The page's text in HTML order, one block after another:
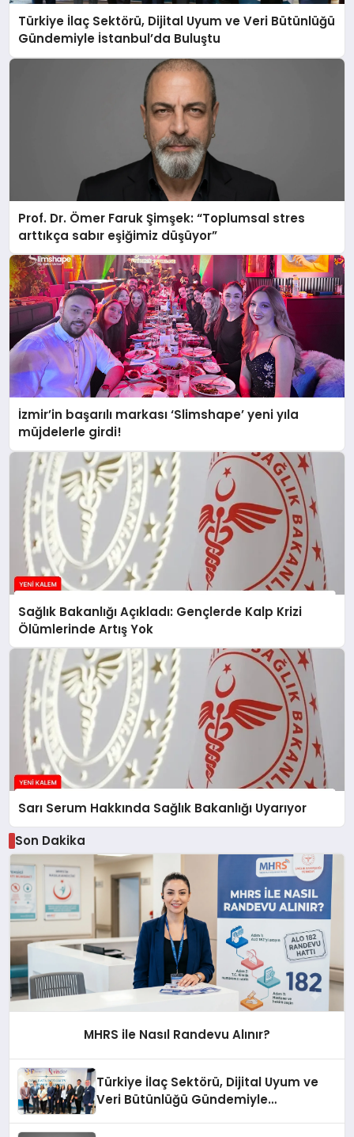
Türkiye İlaç Sektörü, Dijital Uyum ve Veri Bütünlüğü
Gündemiyle İstanbul’da Buluştu
Prof. Dr. Ömer Faruk Şimşek: “Toplumsal stres
arttıkça sabır eşiğimiz düşüyor”
İzmir’in başarılı markası ‘Slimshape’ yeni yıla
müjdelerle girdi!
Sağlık Bakanlığı Açıkladı: Gençlerde Kalp Krizi
Ölümlerinde Artış Yok
Sarı Serum Hakkında Sağlık Bakanlığı Uyarıyor
Son Dakika
MHRS ile Nasıl Randevu Alınır?
Türkiye İlaç Sektörü, Dijital Uyum ve
Veri Bütünlüğü Gündemiyle